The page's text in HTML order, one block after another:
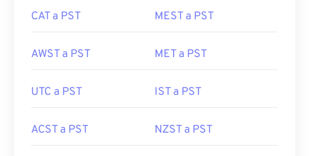
CAT a PST MEST a PST
AWST a PST MET a PST
UTC a PST IST a PST
ACST a PST NZST a PST